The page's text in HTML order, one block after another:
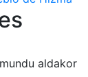
aldakor